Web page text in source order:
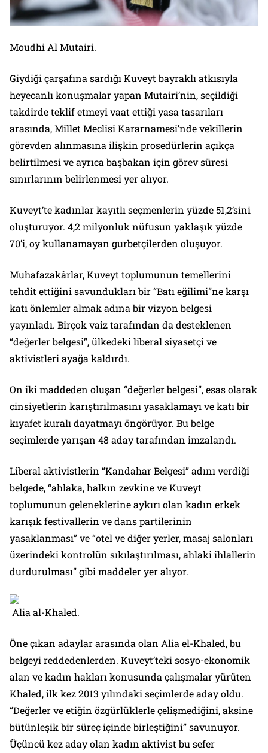
Moudhi Al Mutairi.
Giydiği çarşafına sardığı Kuveyt bayraklı atkısıyla
heyecanlı konuşmalar yapan Mutairi’nin, seçildiği
takdirde teklif etmeyi vaat ettiği yasa tasarıları
arasında, Millet Meclisi Kararnamesi’nde vekillerin
görevden alınmasına ilişkin prosedürlerin açıkça
belirtilmesi ve ayrıca başbakan için görev süresi
sınırlarının belirlenmesi yer alıyor.
Kuveyt’te kadınlar kayıtlı seçmenlerin yüzde 51,2’sini
oluşturuyor. 4,2 milyonluk nüfusun yaklaşık yüzde
70’i, oy kullanamayan gurbetçilerden oluşuyor.
Muhafazakârlar, Kuveyt toplumunun temellerini
tehdit ettiğini savundukları bir “Batı eğilimi”ne karşı
katı önlemler almak adına bir vizyon belgesi
yayınladı. Birçok vaiz tarafından da desteklenen
“değerler belgesi”, ülkedeki liberal siyasetçi ve
aktivistleri ayağa kaldırdı.
On iki maddeden oluşan “değerler belgesi”, esas olarak
cinsiyetlerin karıştırılmasını yasaklamayı ve katı bir
kıyafet kuralı dayatmayı öngörüyor. Bu belge
seçimlerde yarışan 48 aday tarafından imzalandı.
Liberal aktivistlerin “Kandahar Belgesi” adını verdiği
belgede, “ahlaka, halkın zevkine ve Kuveyt
toplumunun geleneklerine aykırı olan kadın erkek
karışık festivallerin ve dans partilerinin
yasaklanması” ve “otel ve diğer yerler, masaj salonları
üzerindeki kontrolün sıkılaştırılması, ahlaki ihlallerin
durdurulması” gibi maddeler yer alıyor.
Alia al-Khaled.
Öne çıkan adaylar arasında olan Alia el-Khaled, bu
belgeyi reddedenlerden. Kuveyt’teki sosyo-ekonomik
alan ve kadın hakları konusunda çalışmalar yürüten
Khaled, ilk kez 2013 yılındaki seçimlerde aday oldu.
“Değerler ve etiğin özgürlüklerle çelişmediğini, aksine
bütünleşik bir süreç içinde birleştiğini” savunuyor.
Üçüncü kez aday olan kadın aktivist bu sefer